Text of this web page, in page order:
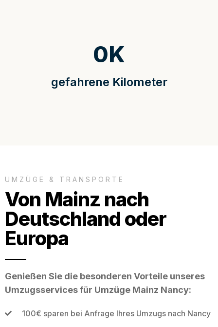
gefahrene Kilometer
0K
UMZÜGE & TRANSPORTE
Von Mainz nach
Deutschland oder
Europa
Genießen Sie die besonderen Vorteile unseres
Umzugsservices für Umzüge Mainz Nancy:
100€ sparen bei Anfrage Ihres Umzugs nach Nancy